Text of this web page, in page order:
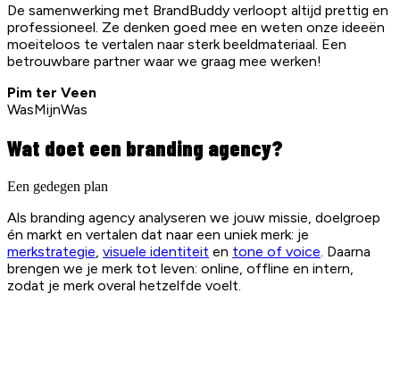
De samenwerking met BrandBuddy verloopt altijd prettig en
professioneel. Ze denken goed mee en weten onze ideeën
moeiteloos te vertalen naar sterk beeldmateriaal. Een
betrouwbare partner waar we graag mee werken!
Pim ter Veen
WasMijnWas
Wat doet een branding agency?
Een gedegen plan
Als branding agency analyseren we jouw missie, doelgroep
én markt en vertalen dat naar een uniek merk: je
merkstrategie, visuele identiteit en tone of voice. Daarna
brengen we je merk tot leven: online, offline en intern,
zodat je merk overal hetzelfde voelt.